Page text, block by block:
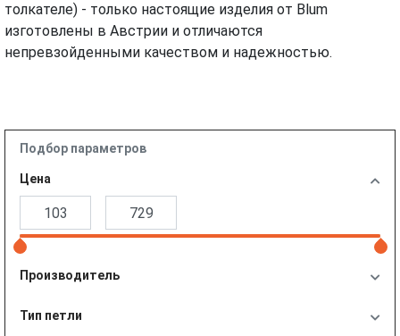
толкателе) - только настоящие изделия от Blum
изготовлены в Австрии и отличаются
непревзойденными качеством и надежностью.
Подбор параметров
Цена
Производитель
Тип петли